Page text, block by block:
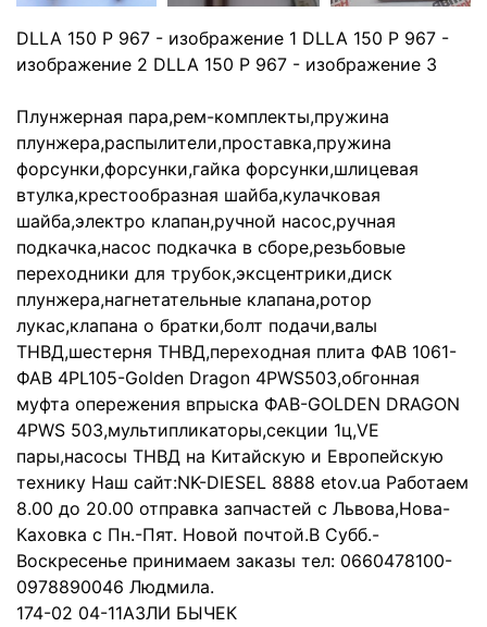
DLLA 150 P 967 - изображение 1 DLLA 150 P 967 -
изображение 2 DLLA 150 P 967 - изображение 3
Плунжерная пара,рем-комплекты,пружина
плунжера,распылители,проставка,пружина
форсунки,форсунки,гайка форсунки,шлицевая
втулка,крестообразная шайба,кулачковая
шайба,электро клапан,ручной насос,ручная
подкачка,насос подкачка в сборе,резьбовые
переходники для трубок,эксцентрики,диск
плунжера,нагнетательные клапана,ротор
лукас,клапана о братки,болт подачи,валы
ТНВД,шестерня ТНВД,переходная плита ФАВ 1061-
ФАВ 4РL105-Golden Dragon 4PWS503,обгонная
муфта опережения впрыска ФАВ-GOLDEN DRAGON
4PWS 503,мультипликаторы,секции 1ц,VE
пары,насосы ТНВД на Китайскую и Европейскую
технику Наш сайт:NK-DIESEL 8888 etov.ua Работаем
8.00 до 20.00 отправка запчастей с Львова,Нова-
Каховка с Пн.-Пят. Новой почтой.В Субб.-
Воскресенье принимаем заказы тел: 0660478100-
0978890046 Людмила.
174-02 04-11АЗЛИ БЫЧЕК